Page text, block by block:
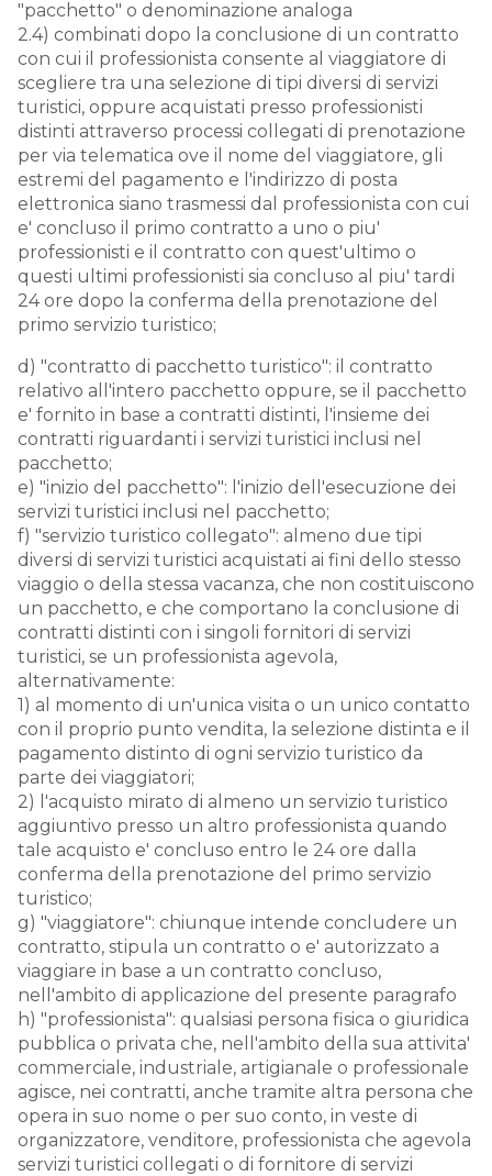
"pacchetto" o denominazione analoga
2.4) combinati dopo la conclusione di un contratto
con cui il professionista consente al viaggiatore di
scegliere tra una selezione di tipi diversi di servizi
turistici, oppure acquistati presso professionisti
distinti attraverso processi collegati di prenotazione
per via telematica ove il nome del viaggiatore, gli
estremi del pagamento e l'indirizzo di posta
elettronica siano trasmessi dal professionista con cui
e' concluso il primo contratto a uno o piu'
professionisti e il contratto con quest'ultimo o
questi ultimi professionisti sia concluso al piu' tardi
24 ore dopo la conferma della prenotazione del
primo servizio turistico;
d) "contratto di pacchetto turistico": il contratto
relativo all'intero pacchetto oppure, se il pacchetto
e' fornito in base a contratti distinti, l'insieme dei
contratti riguardanti i servizi turistici inclusi nel
pacchetto;
e) "inizio del pacchetto": l'inizio dell'esecuzione dei
servizi turistici inclusi nel pacchetto;
f) "servizio turistico collegato": almeno due tipi
diversi di servizi turistici acquistati ai fini dello stesso
viaggio o della stessa vacanza, che non costituiscono
un pacchetto, e che comportano la conclusione di
contratti distinti con i singoli fornitori di servizi
turistici, se un professionista agevola,
alternativamente:
1) al momento di un'unica visita o un unico contatto
con il proprio punto vendita, la selezione distinta e il
pagamento distinto di ogni servizio turistico da
parte dei viaggiatori;
2) l'acquisto mirato di almeno un servizio turistico
aggiuntivo presso un altro professionista quando
tale acquisto e' concluso entro le 24 ore dalla
conferma della prenotazione del primo servizio
turistico;
g) "viaggiatore": chiunque intende concludere un
contratto, stipula un contratto o e' autorizzato a
viaggiare in base a un contratto concluso,
nell'ambito di applicazione del presente paragrafo
h) "professionista": qualsiasi persona fisica o giuridica
pubblica o privata che, nell'ambito della sua attivita'
commerciale, industriale, artigianale o professionale
agisce, nei contratti, anche tramite altra persona che
opera in suo nome o per suo conto, in veste di
organizzatore, venditore, professionista che agevola
servizi turistici collegati o di fornitore di servizi